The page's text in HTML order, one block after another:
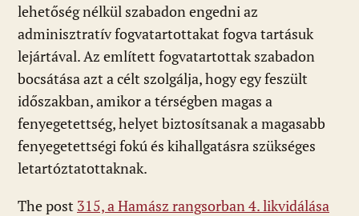
lehetőség nélkül szabadon engedni az
adminisztratív fogvatartottakat fogva tartásuk
lejártával. Az említett fogvatartottak szabadon
bocsátása azt a célt szolgálja, hogy egy feszült
időszakban, amikor a térségben magas a
fenyegetettség, helyet biztosítsanak a magasabb
fenyegetettségi fokú és kihallgatásra szükséges
letartóztatottaknak.
The post 315, a Hamász rangsorban 4. likvidálása